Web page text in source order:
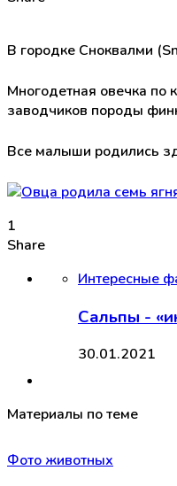
В городке Сноквалми
Многодетная овечка по
заводчиков породы
Все малыши родились
1
Share
Интересные
Сальпы -
30.01.2021
Материалы по теме
Фото животных